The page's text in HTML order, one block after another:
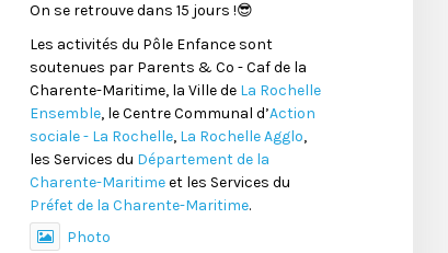
On se retrouve dans 15 jours !😎
Les activités du Pôle Enfance sont
soutenues par Parents & Co - Caf de la
Charente-Maritime, la Ville de La Rochelle
Ensemble, le Centre Communal d’Action
sociale - La Rochelle, La Rochelle Agglo,
les Services du Département de la
Charente-Maritimeet les Services du
Préfet de la Charente-Maritime.
Photo